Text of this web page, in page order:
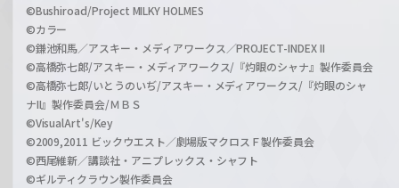
©Bushiroad/Project MILKY HOLMES
©カラー
©鎌池和馬／アスキー・メディアワークス／PROJECT-INDEX II
©高橋弥七郎/アスキー・メディアワークス/『灼眼のシャナ』製作委員会
©高橋弥七郎/いとうのいぢ/アスキー・メディアワークス/『灼眼のシャ
ナII』製作委員会/ＭＢＳ
©VisualArt's/Key
©2009,2011 ビックウエスト／劇場版マクロスＦ製作委員会
©西尾維新／講談社・アニプレックス・シャフト
©ギルティクラウン製作委員会